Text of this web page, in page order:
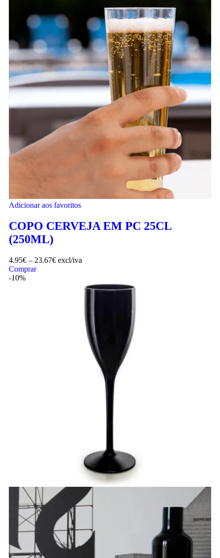
Adicionar aos favoritos
COPO CERVEJA EM PC 25CL
(250ML)
4.95€ – 23.67€ excl/iva
Comprar
-10%